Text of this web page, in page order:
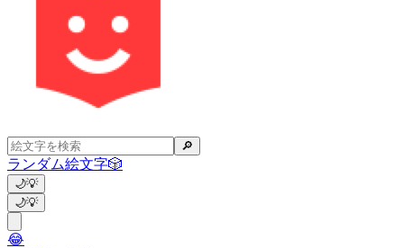
🔎
ランダム絵文字🎲
🌙💡
🌙💡
😂